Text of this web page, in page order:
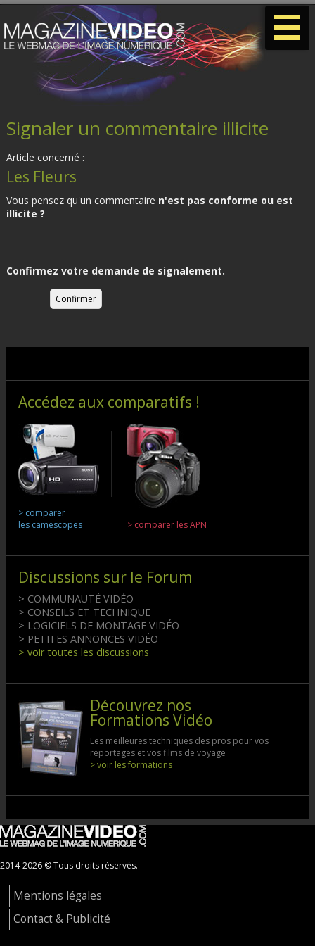
Signaler un commentaire illicite
Article concerné :
Les Fleurs
Vous pensez qu'un commentaire n'est pas conforme ou est
illicite ?
Confirmez votre demande de signalement.
Accédez aux comparatifs !
> comparer
les camescopes
> comparer les APN
Discussions sur le Forum
> COMMUNAUTÉ VIDÉO
> CONSEILS ET TECHNIQUE
> LOGICIELS DE MONTAGE VIDÉO
> PETITES ANNONCES VIDÉO
> voir toutes les discussions
Découvrez nos
Formations Vidéo
Les meilleures techniques des pros pour vos
reportages et vos films de voyage
> voir les formations
2014-2026 © Tous droits réservés.
Mentions légales
Contact & Publicité
-
-
-